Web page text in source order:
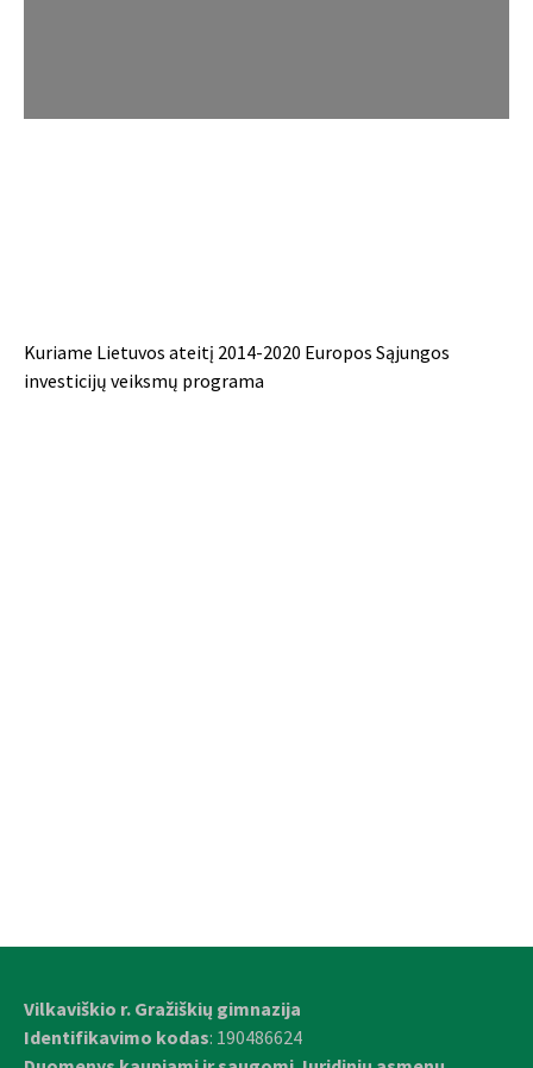
Kuriame Lietuvos ateitį 2014-2020 Europos Sąjungos
investicijų veiksmų programa
Vilkaviškio r. Gražiškių gimnazija
Identifikavimo kodas: 190486624